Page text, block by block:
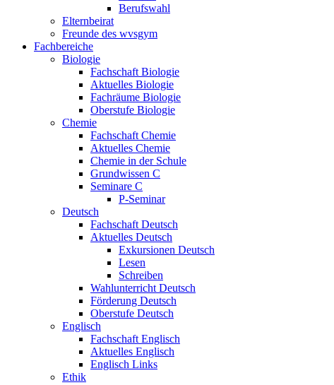
Berufswahl
Elternbeirat
Freunde des wvsgym
Fachbereiche
Biologie
Fachschaft Biologie
Aktuelles Biologie
Fachräume Biologie
Oberstufe Biologie
Chemie
Fachschaft Chemie
Aktuelles Chemie
Chemie in der Schule
Grundwissen C
Seminare C
P-Seminar
Deutsch
Fachschaft Deutsch
Aktuelles Deutsch
Exkursionen Deutsch
Lesen
Schreiben
Wahlunterricht Deutsch
Förderung Deutsch
Oberstufe Deutsch
Englisch
Fachschaft Englisch
Aktuelles Englisch
Englisch Links
Ethik